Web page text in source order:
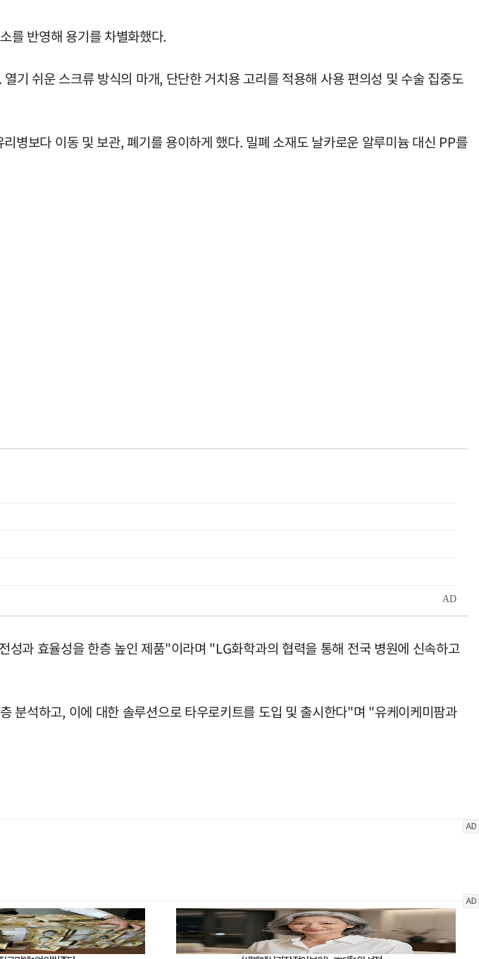
를 반영해 용기를 차별화했다.
기 쉬운 스크류 방식의 마개, 단단한 거치용 고리를 적용해 사용 편의성 및 수술 집중도
병보다 이동 및 보관, 폐기를 용이하게 했다. 밀폐 소재도 날카로운 알루미늄 대신 PP를
과 효율성을 한층 높인 제품"이라며 "LG화학과의 협력을 통해 전국 병원에 신속하고
분석하고, 이에 대한 솔루션으로 타우로키트를 도입 및 출시한다"며 "유케이케미팜과